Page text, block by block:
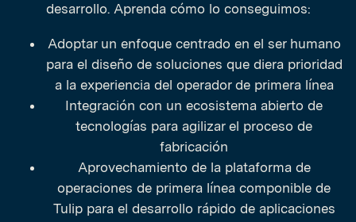
desarrollo. Aprenda cómo lo conseguimos:
Adoptar un enfoque centrado en el ser humano
para el diseño de soluciones que diera prioridad
a la experiencia del operador de primera línea
Integración con un ecosistema abierto de
tecnologías para agilizar el proceso de
fabricación
Aprovechamiento de la plataforma de
operaciones de primera línea componible de
Tulip para el desarrollo rápido de aplicaciones